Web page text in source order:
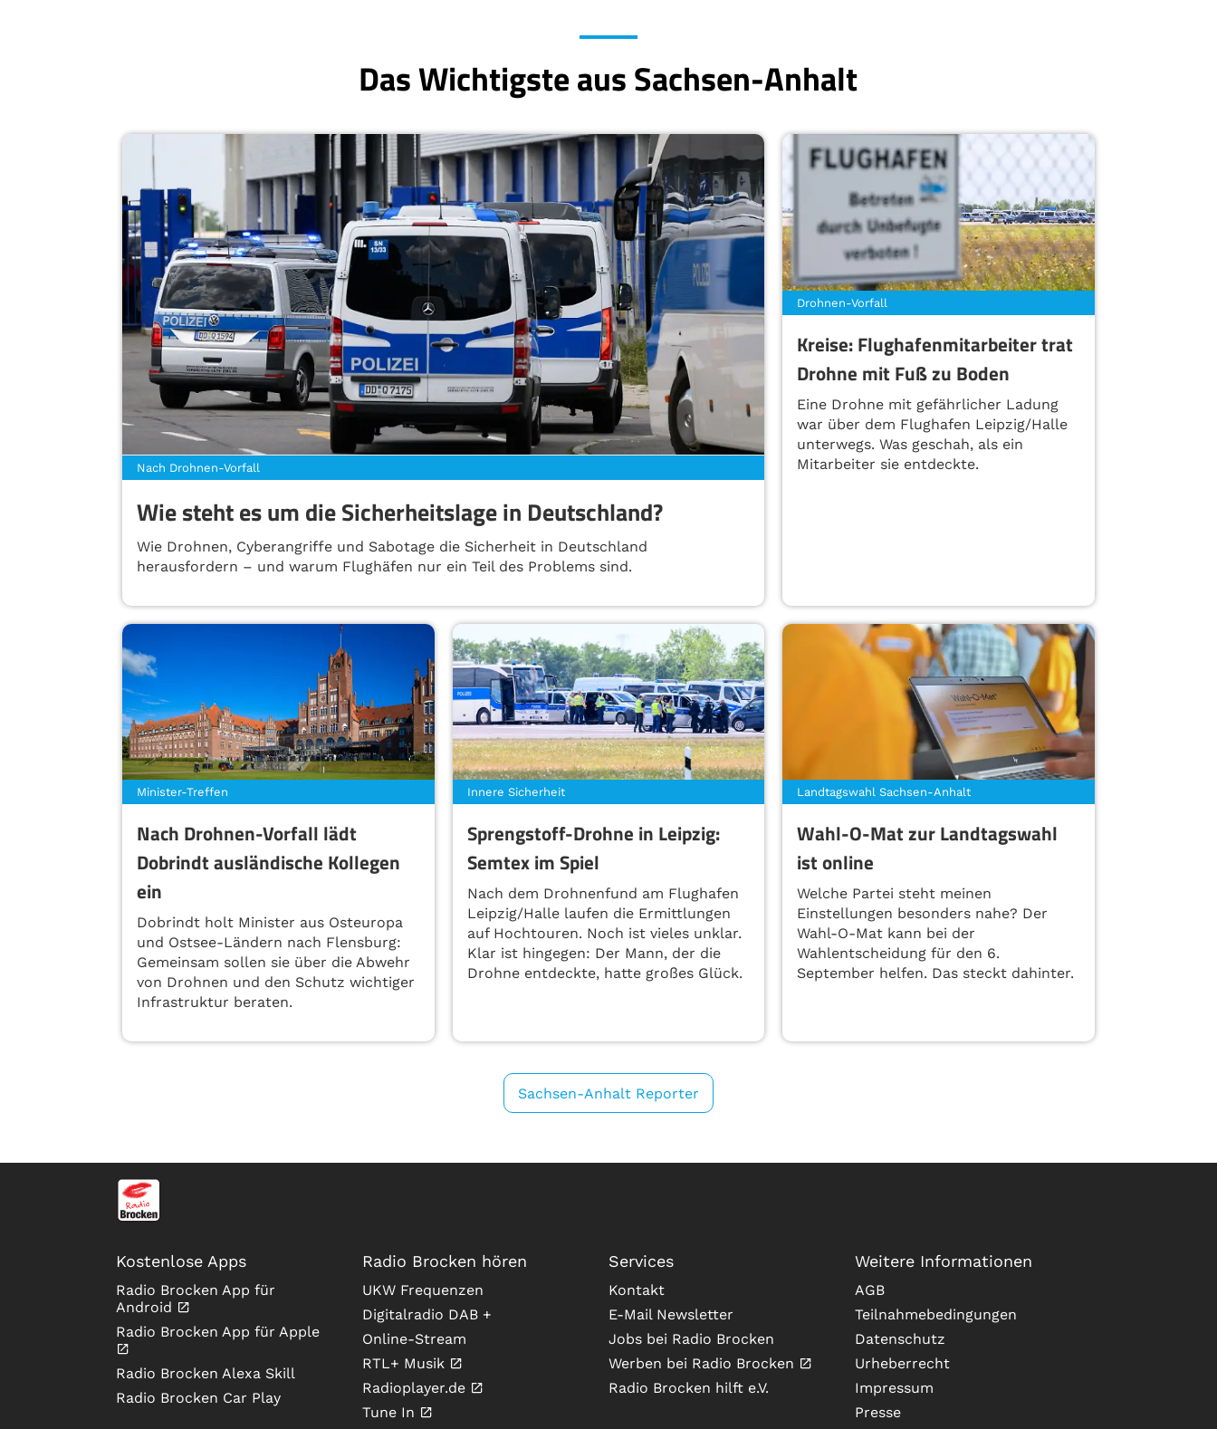
Das Wichtigste aus Sachsen-Anhalt
Nach Drohnen-Vorfall
Wie steht es um die Sicherheitslage in Deutschland?
Wie Drohnen, Cyberangriffe und Sabotage die Sicherheit in Deutschland
herausfordern – und warum Flughäfen nur ein Teil des Problems sind.
Drohnen-Vorfall
Kreise: Flughafenmitarbeiter trat
Drohne mit Fuß zu Boden
Eine Drohne mit gefährlicher Ladung
war über dem Flughafen Leipzig/Halle
unterwegs. Was geschah, als ein
Mitarbeiter sie entdeckte.
Minister-Treffen
Nach Drohnen-Vorfall lädt
Dobrindt ausländische Kollegen
ein
Dobrindt holt Minister aus Osteuropa
und Ostsee-Ländern nach Flensburg:
Gemeinsam sollen sie über die Abwehr
von Drohnen und den Schutz wichtiger
Infrastruktur beraten.
Innere Sicherheit
Sprengstoff-Drohne in Leipzig:
Semtex im Spiel
Nach dem Drohnenfund am Flughafen
Leipzig/Halle laufen die Ermittlungen
auf Hochtouren. Noch ist vieles unklar.
Klar ist hingegen: Der Mann, der die
Drohne entdeckte, hatte großes Glück.
Landtagswahl Sachsen-Anhalt
Wahl-O-Mat zur Landtagswahl
ist online
Welche Partei steht meinen
Einstellungen besonders nahe? Der
Wahl-O-Mat kann bei der
Wahlentscheidung für den 6.
September helfen. Das steckt dahinter.
Sachsen-Anhalt Reporter
Kostenlose Apps
Radio Brocken App für
Android
Radio Brocken App für Apple
Radio Brocken Alexa Skill
Radio Brocken Car Play
Radio Brocken hören
UKW Frequenzen
Digitalradio DAB +
Online-Stream
RTL+ Musik
Radioplayer.de
Tune In
Services
Kontakt
E-Mail Newsletter
Jobs bei Radio Brocken
Werben bei Radio Brocken
Radio Brocken hilft e.V.
Weitere Informationen
AGB
Teilnahmebedingungen
Datenschutz
Urheberrecht
Impressum
Presse